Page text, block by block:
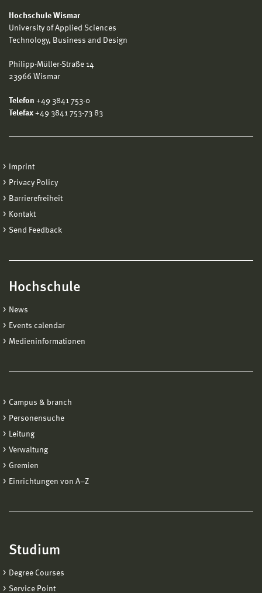
Hochschule Wismar
University of Applied Sciences
Technology, Business and Design
Philipp-Müller-Straße 14
23966 Wismar
Telefon +49 3841 753-0
Telefax +49 3841 753-73 83
Imprint
Privacy Policy
Barrierefreiheit
Kontakt
Send Feedback
Hochschule
News
Events calendar
Medieninformationen
Campus & branch
Personensuche
Leitung
Verwaltung
Gremien
Einrichtungen von A−Z
Studium
Degree Courses
Service Point